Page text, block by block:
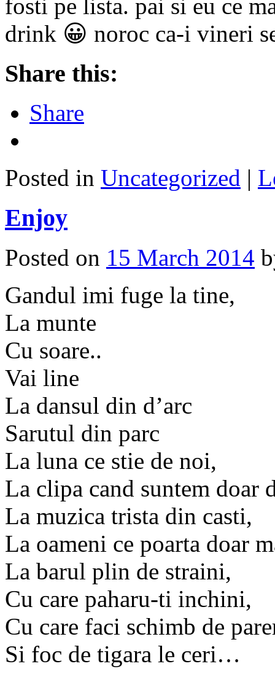
fosti pe lista. pai si eu ce
drink 😀 noroc ca-i vineri
Share this:
Share
Posted in Uncategorized |
Enjoy
Posted on 15 March 2014
Gandul imi fuge la tine,
La munte
Cu soare..
Vai line
La dansul din d’arc
Sarutul din parc
La luna ce stie de noi,
La clipa cand suntem doar
La muzica trista din casti,
La oameni ce poarta doar
La barul plin de straini,
Cu care paharu-ti inchini,
Cu care faci schimb de
Si foc de tigara le ceri…